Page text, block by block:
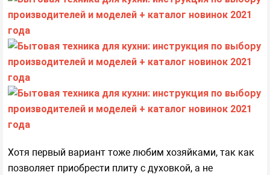
Хотя первый вариант тоже любим хозяйками, так как
позволяет приобрести плиту с духовкой, а не